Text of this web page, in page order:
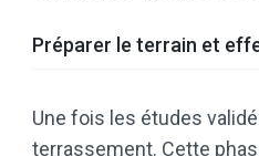
Préparer le terrain et
Une fois les études
terrassement. Cette